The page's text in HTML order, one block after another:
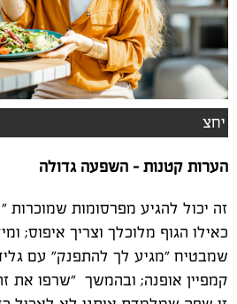
יחצ
הערות קטנות - השפעה גדולה
זה יכול להגיע מפרסומות שמוכרות
כאילו הגוף מלוכלך וצריך איפוס;
שמבטיח "מגיע לך להתפנק" עם